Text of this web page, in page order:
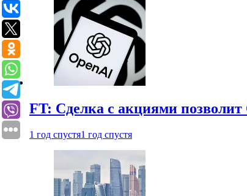
FT: Сделка с акциями позволит
1 год спустя1 год спустя